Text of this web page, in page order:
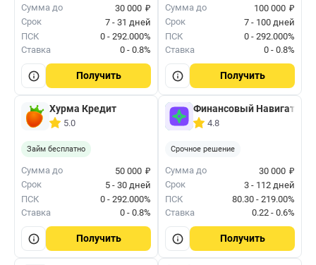
Сумма до 30 000 ₽
Срок
7 - 31 дней
ПСК
0 - 292.000%
Ставка
0 - 0.8%
Получить
Сумма до 100 000 ₽
Срок
7 - 100 дней
ПСК
0 - 292.000%
Ставка
0 - 0.8%
Получить
Хурма Кредит
5.0
Займ бесплатно
Сумма до 50 000 ₽
Срок
5 - 30 дней
ПСК
0 - 292.000%
Ставка
0 - 0.8%
Получить
Финансовый Навигатор
4.8
Срочное решение
Сумма до 30 000 ₽
Срок
3 - 112 дней
ПСК
80.30 - 219.00%
Ставка
0.22 - 0.6%
Получить